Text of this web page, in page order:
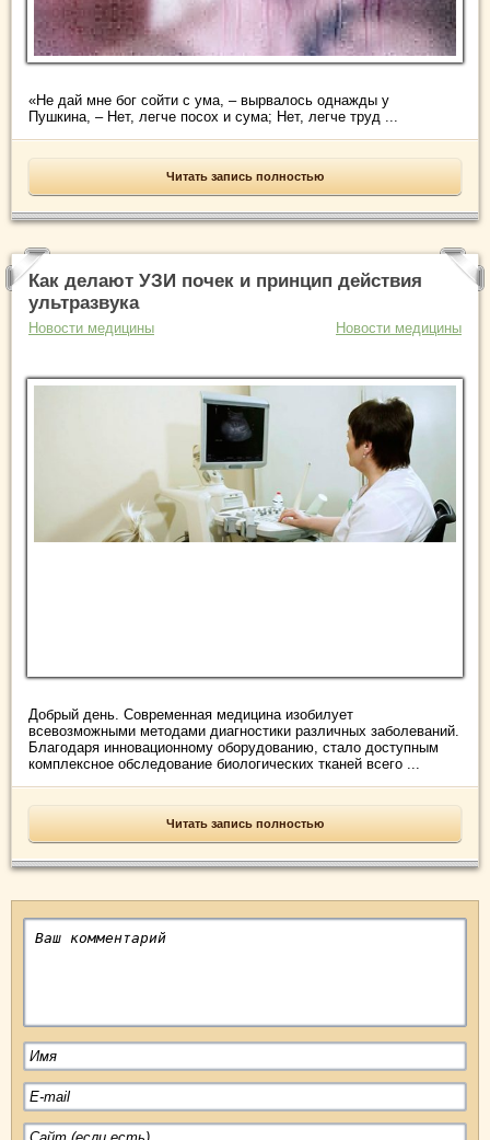
«Не дай мне бог сойти с ума, – вырвалось однажды у
Пушкина, – Нет, легче посох и сума; Нет, легче труд ...
Читать запись полностью
Как делают УЗИ почек и принцип действия
ультразвука
Новости медицины Новости медицины
Добрый день. Современная медицина изобилует
всевозможными методами диагностики различных заболеваний.
Благодаря инновационному оборудованию, стало доступным
комплексное обследование биологических тканей всего ...
Читать запись полностью